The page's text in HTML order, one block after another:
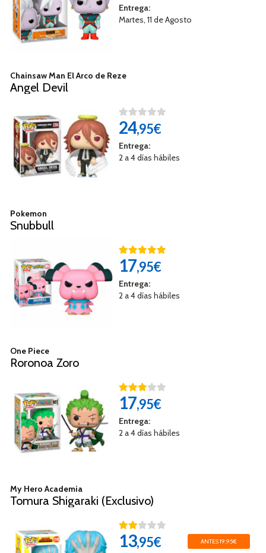
Entrega:
Martes, 11 de Agosto
Chainsaw Man El Arco de Reze
Angel Devil
24,95€
Entrega:
2 a 4 días hábiles
Pokemon
Snubbull
17,95€
Entrega:
2 a 4 días hábiles
One Piece
Roronoa Zoro
17,95€
Entrega:
2 a 4 días hábiles
My Hero Academia
Tomura Shigaraki (Exclusivo)
13,95€ ANTES 19,95€